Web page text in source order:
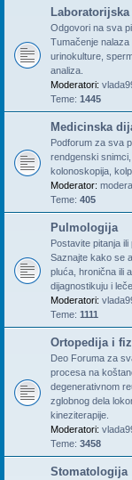
Odgovori na sva
Tumačenje nalaza
urinokulture,
analiza.
Moderatori:
Teme: 1445
Medicinska
Podforum za sva
rendgenski
kolonoskopija,
Moderator:
Teme: 405
Pulmologija
Postavite pitanja
Saznajte kako se
pluća, hronična ili
dijagnostikuju i leče.
Moderatori:
Teme: 1111
Ortopedija i
Deo Foruma za
procesa na
degenerativnom
zglobnog dela
kineziterapije.
Moderatori:
Teme: 3458
Stomatologija